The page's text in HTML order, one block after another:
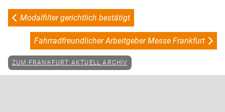
Modalfilter gerichtlich bestätigt
Fahrradfreundlicher Arbeitgeber Messe Frankfurt
ZUM FRANKFURT AKTUELL ARCHIV